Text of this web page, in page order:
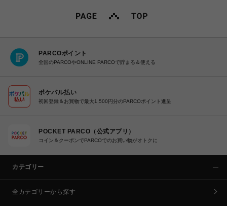
PARCOポイント
全国のPARCOやONLINE PARCOで貯まる＆使える
ポケパル払い
初回登録＆お買物で最大1,500円分のPARCOポイント進呈
POCKET PARCO（公式アプリ）
コイン＆クーポンでPARCOでのお買い物がオトクに
カテゴリー
全カテゴリーから探す